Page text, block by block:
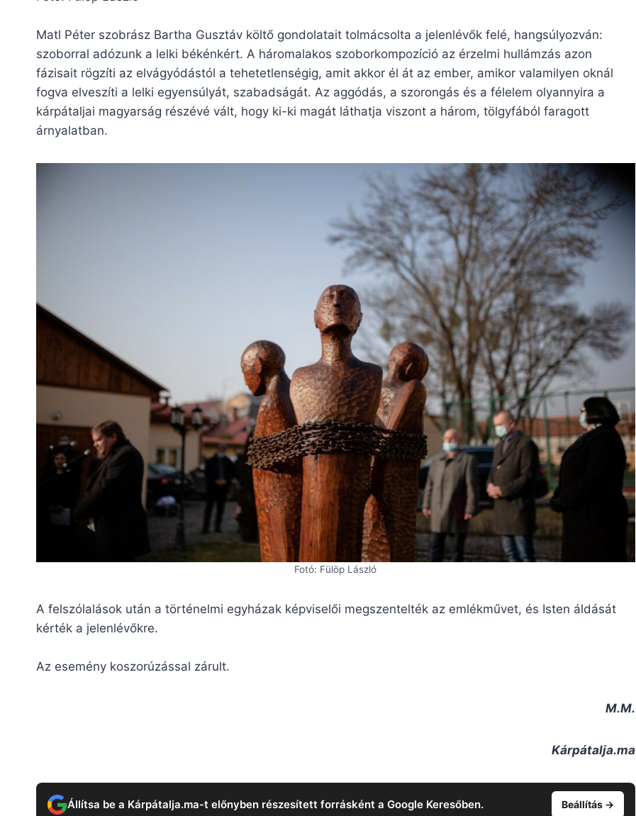
Matl Péter szobrász Bartha Gusztáv költő gondolatait tolmácsolta a jelenlévők felé, hangsúlyozván:
szoborral adózunk a lelki békénkért. A háromalakos szoborkompozíció az érzelmi hullámzás azon
fázisait rögzíti az elvágyódástól a tehetetlenségig, amit akkor él át az ember, amikor valamilyen oknál
fogva elveszíti a lelki egyensúlyát, szabadságát. Az aggódás, a szorongás és a félelem olyannyira a
kárpátaljai magyarság részévé vált, hogy ki-ki magát láthatja viszont a három, tölgyfából faragott
árnyalatban.
Fotó: Fülöp László
A felszólalások után a történelmi egyházak képviselői megszentelték az emlékművet, és Isten áldását
kérték a jelenlévőkre.
Az esemény koszorúzással zárult.
M.M.
Kárpátalja.ma
Állítsa be a Kárpátalja.ma-t előnyben részesített forrásként a Google Keresőben. Beállítás →